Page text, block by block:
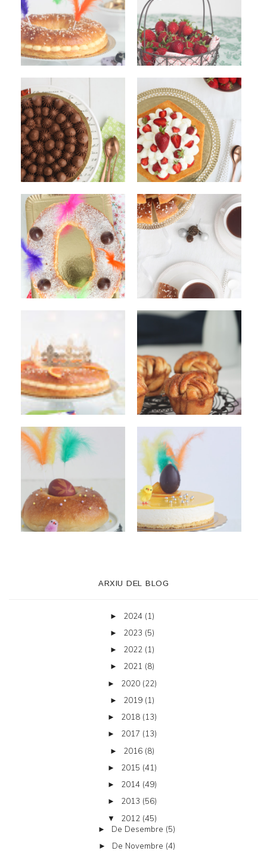
ARXIU DEL BLOG
► 2024 (1)
► 2023 (5)
► 2022 (1)
► 2021 (8)
► 2020 (22)
► 2019 (1)
► 2018 (13)
► 2017 (13)
► 2016 (8)
► 2015 (41)
► 2014 (49)
► 2013 (56)
▼ 2012 (45)
► De Desembre (5)
► De Novembre (4)